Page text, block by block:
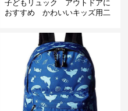
子どもリュック アウトドアに
おすすめ かわいいキッズ用二